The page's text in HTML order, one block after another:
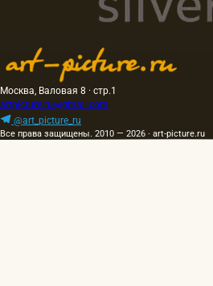
Москва, Валовая 8 · стр.1
artpicture.ru@gmail.com
@art_picture_ru
Все права защищены. 2010 — 2026 · art-picture.ru